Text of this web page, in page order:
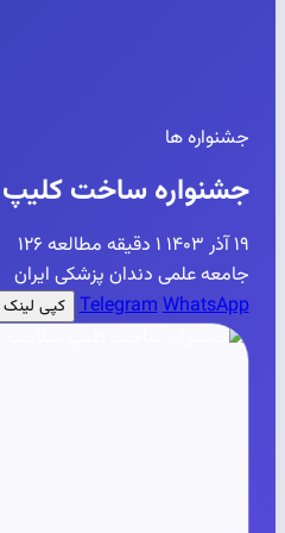
جشنواره ها
جشنواره ساخت
۱۹ آذر ۱۴۰۳ ۱ دقیقه مطالعه
۱۲۶
جامعه علمی دندان پزشکی ایران
TelegramWhatsApp کپی لینک